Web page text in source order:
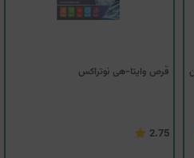
قرص وایتا-هی نوتراکس
2.75